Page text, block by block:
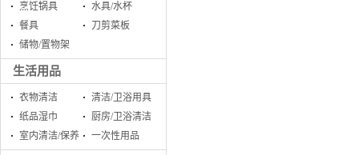
烹饪锅具
水具/水杯
餐具
刀剪菜板
储物/置物架
生活用品
衣物清洁
清洁/卫浴用具
纸品湿巾
厨房/卫浴清洁
室内清洁/保养
一次性用品